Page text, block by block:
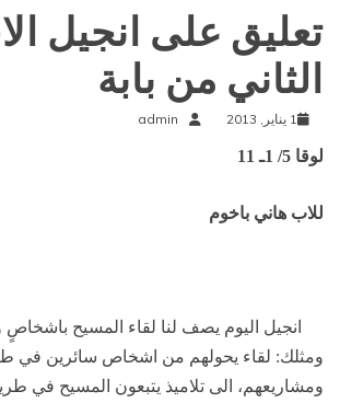
تعليق على انجيل
الثاني من بابة
1 يناير, 2013 admin
لوقا 5/ 1ـ 11
للاب هاني باخوم
انجيل اليوم يصف لنا لقاء المسيح باشخاصٍ
ومثلك: لقاء يحولهم من اشخاص سائرين في
ومشاريعهم، الى تلاميذ يتبعون المسيح في